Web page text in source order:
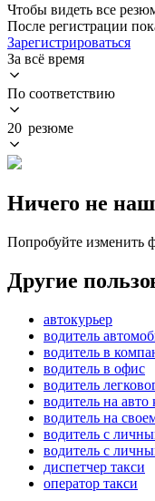
Чтобы видеть все
После регистрации
Зарегистрироваться
За всё время
По соответствию
20 резюме
Ничего не
Попробуйте изменить
Другие
автокурьер
водитель
водитель в
водитель в офис
водитель
водитель на
водитель на
водитель с
водитель с
диспетчер такси
оператор такси